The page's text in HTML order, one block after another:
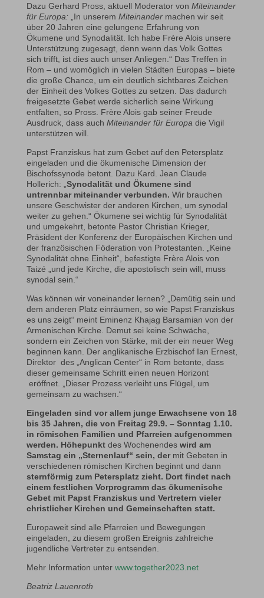
Dazu Gerhard Pross, aktuell Moderator von Miteinander
für Europa:
„In unserem Miteinander machen wir seit
über 20 Jahren eine gelungene Erfahrung von
Ökumene und Synodalität. Ich habe Frère Alois unsere
Unterstützung zugesagt, denn wenn das Volk Gottes
sich trifft, ist dies auch unser Anliegen.“ Das Treffen in
Rom – und womöglich in vielen Städten Europas – biete
die große Chance, um ein deutlich sichtbares Zeichen
der Einheit des Volkes Gottes zu setzen. Das dadurch
freigesetzte Gebet werde sicherlich seine Wirkung
entfalten, so Pross. Frère Alois gab seiner Freude
Ausdruck, dass auch Miteinander für Europa die Vigil
unterstützen will.
Papst Franziskus hat zum Gebet auf den Petersplatz
eingeladen und die ökumenische Dimension der
Bischofssynode betont. Dazu Kard. Jean Claude
Hollerich: „ Synodalität und Ökumene sind
untrennbar miteinander verbunden. Wir brauchen
unsere Geschwister der anderen Kirchen, um synodal
weiter zu gehen.“ Ökumene sei wichtig für Synodalität
und umgekehrt, betonte Pastor Christian Krieger,
Präsident der Konferenz der Europäischen Kirchen und
der französischen Föderation von Protestanten. „Keine
Synodalität ohne Einheit“, befestigte Frère Alois von
Taizé „und jede Kirche, die apostolisch sein will, muss
synodal sein.“
Was können wir voneinander lernen? „Demütig sein und
dem anderen Platz einräumen, so wie Papst Franziskus
es uns zeigt“ meint Eminenz Khajag Barsamian von der
Armenischen Kirche. Demut sei keine Schwäche,
sondern ein Zeichen von Stärke, mit der ein neuer Weg
beginnen kann. Der anglikanische Erzbischof Ian Ernest,
Direktor des „Anglican Center“ in Rom betonte, dass
dieser gemeinsame Schritt einen neuen Horizont
eröffnet. „Dieser Prozess verleiht uns Flügel, um
gemeinsam zu wachsen.“
Eingeladen sind vor allem junge Erwachsene von 18
bis 35 Jahren, die von Freitag 29.9. – Sonntag 1.10.
in römischen Familien und Pfarreien aufgenommen
werden. Höhepunktdes Wochenendes wird am
Samstag ein „Sternenlauf“ sein, dermit Gebeten in
verschiedenen römischen Kirchen beginnt und dann
sternförmig zum Petersplatz zieht. Dort findet nach
einem festlichen Vorprogramm das ökumenische
Gebet mit Papst Franziskus und Vertretern vieler
christlicher Kirchen und Gemeinschaften statt.
Europaweit sind alle Pfarreien und Bewegungen
eingeladen, zu diesem großen Ereignis zahlreiche
jugendliche Vertreter zu entsenden.
Mehr Information unter www.together2023.net
Beatriz Lauenroth